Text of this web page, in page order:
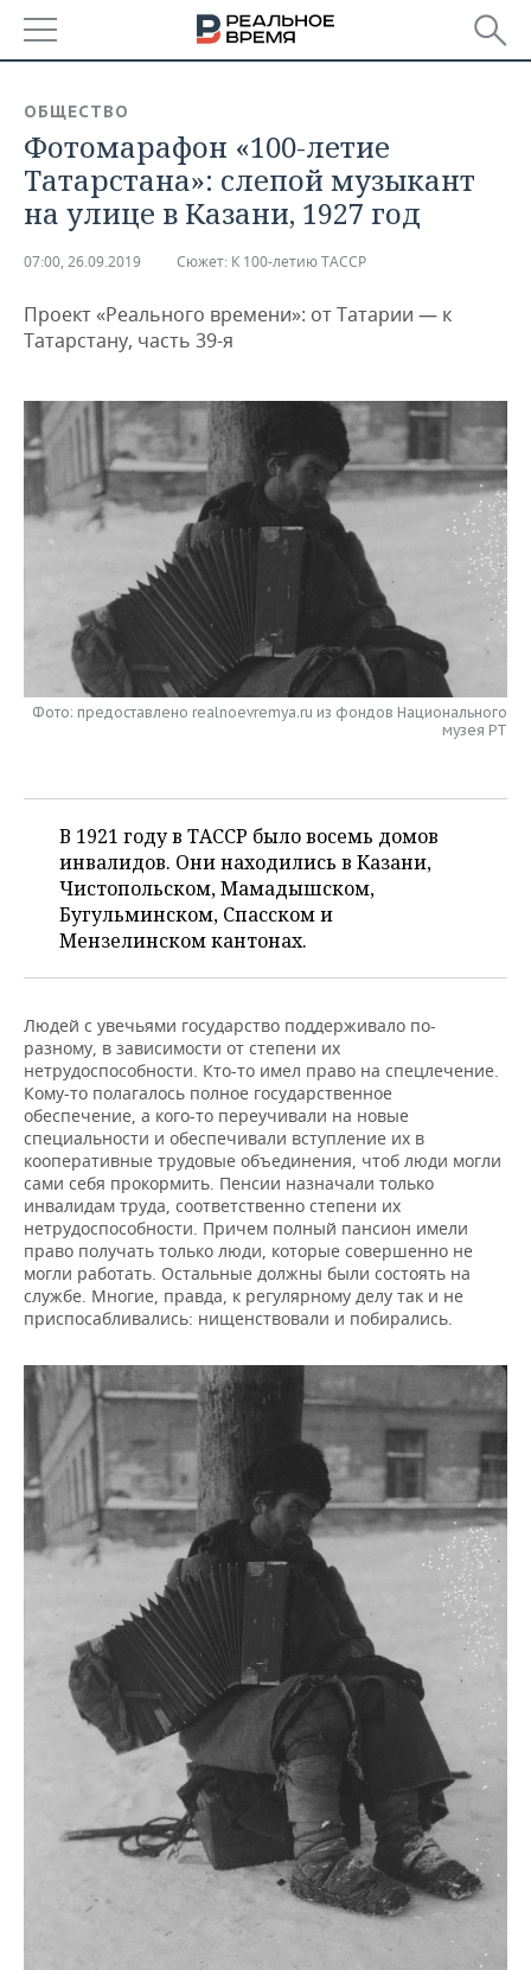
БАШКОРТОСТАН
ТАТАРСТАН
НОВОСТИ
АНАЛИТИКА
ДЕКЛАРАЦИИ О ДОХОДАХ
КОРОЛИ ГОСЗАКАЗА ПФО
ВУЗЫ ТАТАРСТАНА
КОМУ ПРИНАДЛЕЖАТ
ТОРГОВЫЕ ЦЕНТРЫ
ТАТАРСТАНА
НОВОСТИ ЭКОНОМИКИ
ФИНАНСЫ
БАНКИ
БЮДЖЕТ
ИНВЕСТИЦИИ
ПРОМЫШЛЕННОСТЬ
НОВОСТИ
АГРОПРОМ
МАШИНОСТРОЕНИЕ
НЕФТЕХИМИЯ
ЭНЕРГЕТИКА
НЕДВИЖИМОСТЬ
НОВОСТИ НЕДВИЖИМОСТИ
АВТО
НОВОСТИ АВТО
БИЗНЕС
НОВОСТИ БИЗНЕСА
РОЗНИЧНАЯ ТОРГОВЛЯ
ТРАНСПОРТ
УСЛУГИ
ТЕХНОЛОГИИ
НОВОСТИ ТЕХНОЛОГИЙ
МЕДИА
МЕРОПРИЯТИЯ
НОВОСТИ МЕРОПРИЯТИЙ
ВЫЕЗДНАЯ РЕДАКЦИЯ
ONLINE-КОНФЕРЕНЦИИ
ОТКРЫТАЯ ЛЕКЦИЯ
СПОРТ
НОВОСТИ СПОРТА
ХОККЕЙ
БАСКЕТБОЛ
ВОЛЕЙБОЛ
ВОДНЫЕ ВИДЫ СПОРТА
ХОККЕЙ С МЯЧОМ
ОБЩЕСТВО
ВЛАСТЬ
ИНФРАСТРУКТУРА
ИСТОРИЯ
ОБРАЗОВАНИЕ
ПРОИСШЕСТВИЯ
СЮЖЕТЫ
СПРАВОЧНИК
СПИСОК ПЕРСОН
ПОЛНАЯ ВЕРСИЯ
ОБЩЕСТВО
Фотомарафон «100-летие
Татарстана»: слепой музыкант
на улице в Казани, 1927 год
07:00, 26.09.2019 Сюжет: К 100-летию ТАССР
Проект «Реального времени»: от Татарии — к
Татарстану, часть 39-я
Фото: предоставлено realnoevremya.ru из фондов Национального
музея РТ
В 1921 году в ТАССР было восемь домов
инвалидов. Они находились в Казани,
Чистопольском, Мамадышском,
Бугульминском, Спасском и
Мензелинском кантонах.
Людей с увечьями государство поддерживало по-
разному, в зависимости от степени их
нетрудоспособности. Кто-то имел право на спецлечение.
Кому-то полагалось полное государственное
обеспечение, а кого-то переучивали на новые
специальности и обеспечивали вступление их в
кооперативные трудовые объединения, чтоб люди могли
сами себя прокормить. Пенсии назначали только
инвалидам труда, соответственно степени их
нетрудоспособности. Причем полный пансион имели
право получать только люди, которые совершенно не
могли работать. Остальные должны были состоять на
службе. Многие, правда, к регулярному делу так и не
приспосабливались: нищенствовали и побирались.